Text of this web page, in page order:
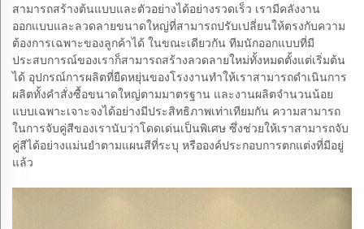
สามารถสร้างต้นแบบและตัวอย่างได้อย่างรวดเร็ว เรามีคลังงาน
ออกแบบและลวดลายขนาดใหญ่ที่สามารถปรับเปลี่ยนให้ตรงกับความ
ต้องการเฉพาะของลูกค้าได้ ในขณะเดียวกัน ทีมนักออกแบบที่มี
ประสบการณ์ของเราก็สามารถสร้างลวดลายใหม่ทั้งหมดตั้งแต่เริ่มต้น
ได้ อุปกรณ์การผลิตที่ยืดหยุ่นของโรงงานทำให้เราสามารถดำเนินการ
ผลิตทั้งคำสั่งซื้อขนาดใหญ่ตามมาตรฐาน และงานผลิตจำนวนน้อย
แบบเฉพาะเจาะจงได้อย่างมีประสิทธิภาพเท่าเทียมกัน ความสามารถ
ในการจับคู่สีของเรานับว่าโดดเด่นเป็นพิเศษ ซึ่งช่วยให้เราสามารถจับ
คู่สีได้อย่างแม่นยำตามแผนสีที่ระบุ หรือองค์ประกอบการตกแต่งที่มีอยู่
แล้ว